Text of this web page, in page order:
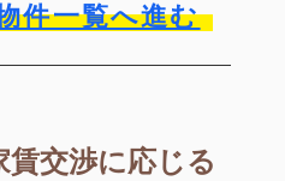
件一覧へ進む
賃交渉に応じる